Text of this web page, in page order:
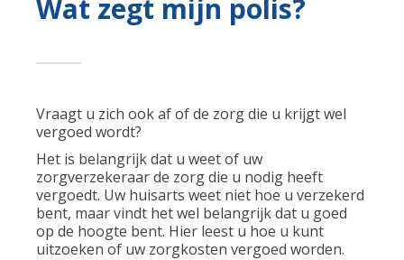
Wat zegt mijn polis?
Vraagt u zich ook af of de zorg die u krijgt wel
vergoed wordt?
Het is belangrijk dat u weet of uw
zorgverzekeraar de zorg die u nodig heeft
vergoedt. Uw huisarts weet niet hoe u verzekerd
bent, maar vindt het wel belangrijk dat u goed
op de hoogte bent. Hier leest u hoe u kunt
uitzoeken of uw zorgkosten vergoed worden.